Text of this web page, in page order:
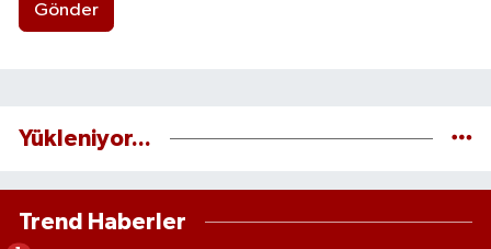
Gönder
Yükleniyor...
Trend Haberler